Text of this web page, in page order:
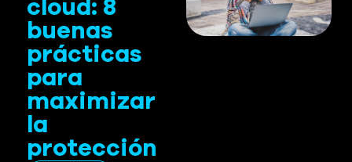
cloud: 8
buenas
prácticas
para
maximizar
la
protección